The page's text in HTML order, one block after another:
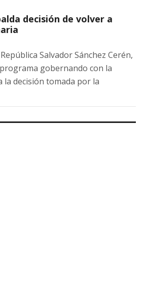
decisión de volver a
Salvador Sánchez Cerén,
gobernando con la
la decisión tomada por la